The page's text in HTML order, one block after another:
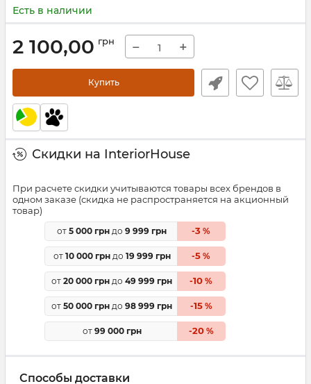
Есть в наличии
2 100,00 грн − +
Купить
Скидки на InteriorHouse
При расчете скидки учитываются товары всех брендов в
одном заказе (скидка не распространяется на акционный
товар)
от 5 000 грн до 9 999 грн -3 %
от 10 000 грндо 19 999 грн -5 %
от 20 000 грн до 49 999 грн -10 %
от 50 000 грн до 98 999 грн -15%
от 99 000 грн -20%
Способы доставки